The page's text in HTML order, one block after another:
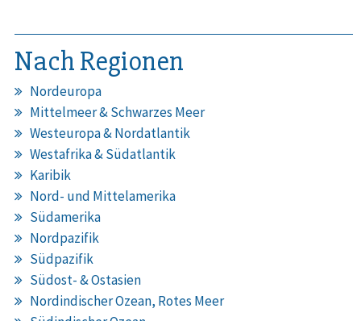
Nach Regionen
Nordeuropa
Mittelmeer & Schwarzes Meer
Westeuropa & Nordatlantik
Westafrika & Südatlantik
Karibik
Nord- und Mittelamerika
Südamerika
Nordpazifik
Südpazifik
Südost- & Ostasien
Nordindischer Ozean, Rotes Meer